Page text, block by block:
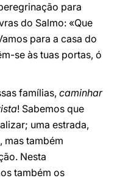
para
do Salmo: «Que
para a casa do
se às tuas portas, ó
famílias, caminhar
! Sabemos que
uma estrada,
mas também
Nesta
também os